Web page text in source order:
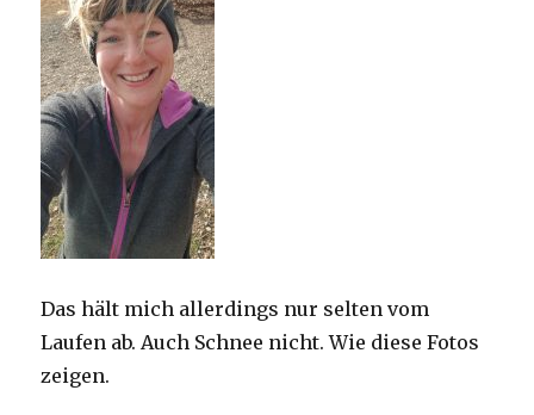
Das hält mich allerdings nur selten vom
Laufen ab. Auch Schnee nicht. Wie diese Fotos
zeigen.